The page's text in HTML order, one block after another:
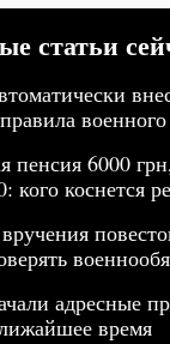
статьи
военного
6000
кого коснется
адресные
время